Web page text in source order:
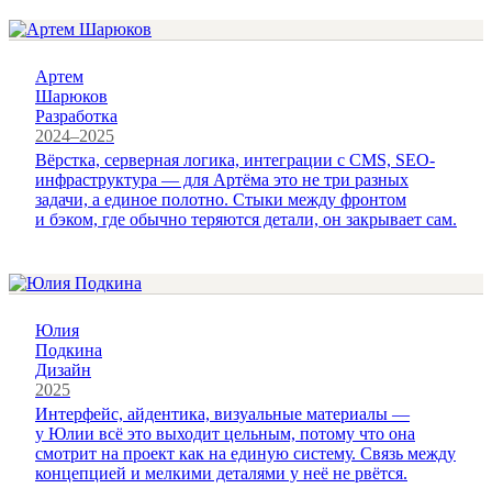
Артем
Шарюков
Разработка
2024–2025
Вёрстка, серверная логика, интеграции с CMS, SEO-
инфраструктура — для Артёма это не три разных
задачи, а единое полотно. Стыки между фронтом
и бэком, где обычно теряются детали, он закрывает сам.
Юлия
Подкина
Дизайн
2025
Интерфейс, айдентика, визуальные материалы —
у Юлии всё это выходит цельным, потому что она
смотрит на проект как на единую систему. Связь между
концепцией и мелкими деталями у неё не рвётся.